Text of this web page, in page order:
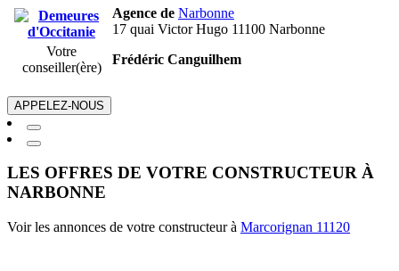
Agence de Narbonne
17 quai Victor Hugo 11100 Narbonne
Votre
conseiller(ère)
Frédéric Canguilhem
APPELEZ-NOUS
LES OFFRES DE VOTRE CONSTRUCTEUR À
NARBONNE
Voir les annonces de votre constructeur à Marcorignan 11120